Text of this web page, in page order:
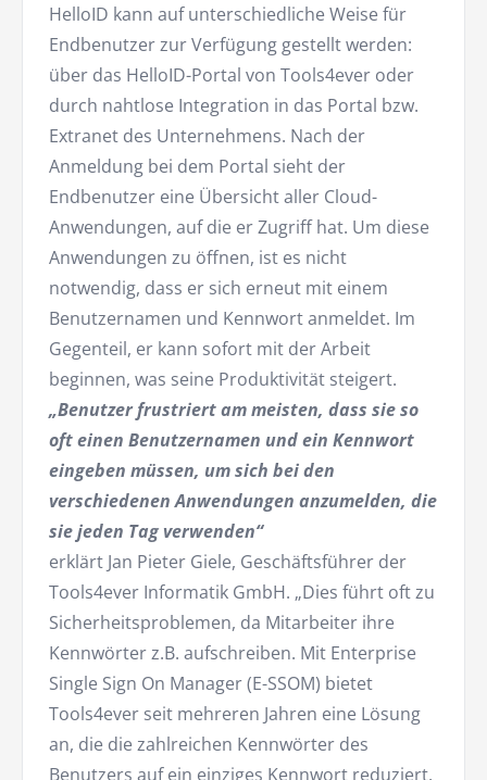
HelloID kann auf unterschiedliche Weise für
Endbenutzer zur Verfügung gestellt werden:
über das HelloID-Portal von Tools4ever oder
durch nahtlose Integration in das Portal bzw.
Extranet des Unternehmens. Nach der
Anmeldung bei dem Portal sieht der
Endbenutzer eine Übersicht aller Cloud-
Anwendungen, auf die er Zugriff hat. Um diese
Anwendungen zu öffnen, ist es nicht
notwendig, dass er sich erneut mit einem
Benutzernamen und Kennwort anmeldet. Im
Gegenteil, er kann sofort mit der Arbeit
beginnen, was seine Produktivität steigert.
„Benutzer frustriert am meisten, dass sie so
oft einen Benutzernamen und ein Kennwort
eingeben müssen, um sich bei den
verschiedenen Anwendungen anzumelden, die
sie jeden Tag verwenden“
erklärt Jan Pieter Giele, Geschäftsführer der
Tools4ever Informatik GmbH. „Dies führt oft zu
Sicherheitsproblemen, da Mitarbeiter ihre
Kennwörter z.B. aufschreiben. Mit Enterprise
Single Sign On Manager (E-SSOM) bietet
Tools4ever seit mehreren Jahren eine Lösung
an, die die zahlreichen Kennwörter des
Benutzers auf ein einziges Kennwort reduziert.